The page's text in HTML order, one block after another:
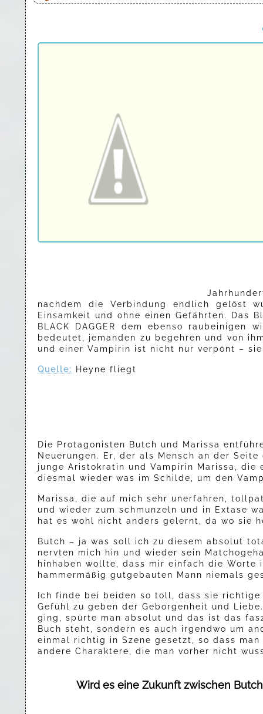
nachdem die Verbindung endlich gelöst
Einsamkeit und ohne einen Gefährten. Das
BLACK DAGGER dem ebenso
bedeutet, jemanden zu begehren und von
und einer Vampirin ist nicht nur verpönt –
Quelle: Heyne fliegt
Die Protagonisten Butch und Marissa
Neuerungen. Er, der als Mensch an der
junge Aristokratin und Vampirin Marissa,
diesmal wieder was im Schilde, um den
Marissa, die auf mich sehr unerfahren,
und wieder zum schmunzeln und in Extase
hat es wohl nicht anders gelernt, da wo sie
Butch – ja was soll ich zu diesem absolut
nervten mich hin und wieder sein
hinhaben wollte, dass mir einfach die
hammermäßig gutgebauten Mann niemals
Ich finde bei beiden so toll, dass sie
Gefühl zu geben der Geborgenheit und
ging, spürte man absolut und das ist das
Buch steht, sondern es auch irgendwo um
einmal richtig in Szene gesetzt, so dass
andere Charaktere, die man vorher nicht
Wird es eine Zukunft zwischen